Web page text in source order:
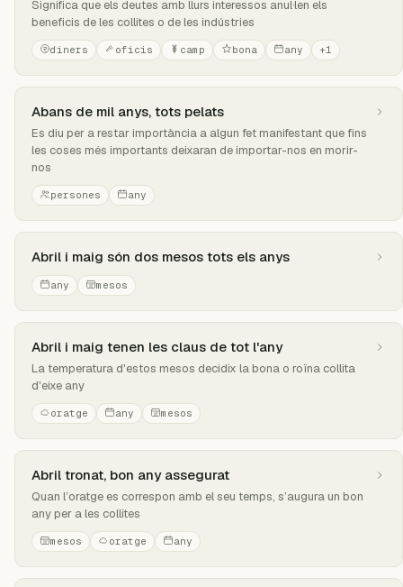
Significa que els deutes amb llurs interessos anul·len els
beneficis de les collites o de les indústries
diners oficis camp bona any +1
Abans de mil anys, tots pelats
Es diu per a restar importància a algun fet manifestant que fins
les coses més importants deixaran de importar-nos en morir-
nos
persones any
Abril i maig són dos mesos tots els anys
any mesos
Abril i maig tenen les claus de tot l'any
La temperatura d'estos mesos decidix la bona o roïna collita
d'eixe any
oratge any mesos
Abril tronat, bon any assegurat
Quan l’oratge es correspon amb el seu temps, s’augura un bon
any per a les collites
mesos oratge any